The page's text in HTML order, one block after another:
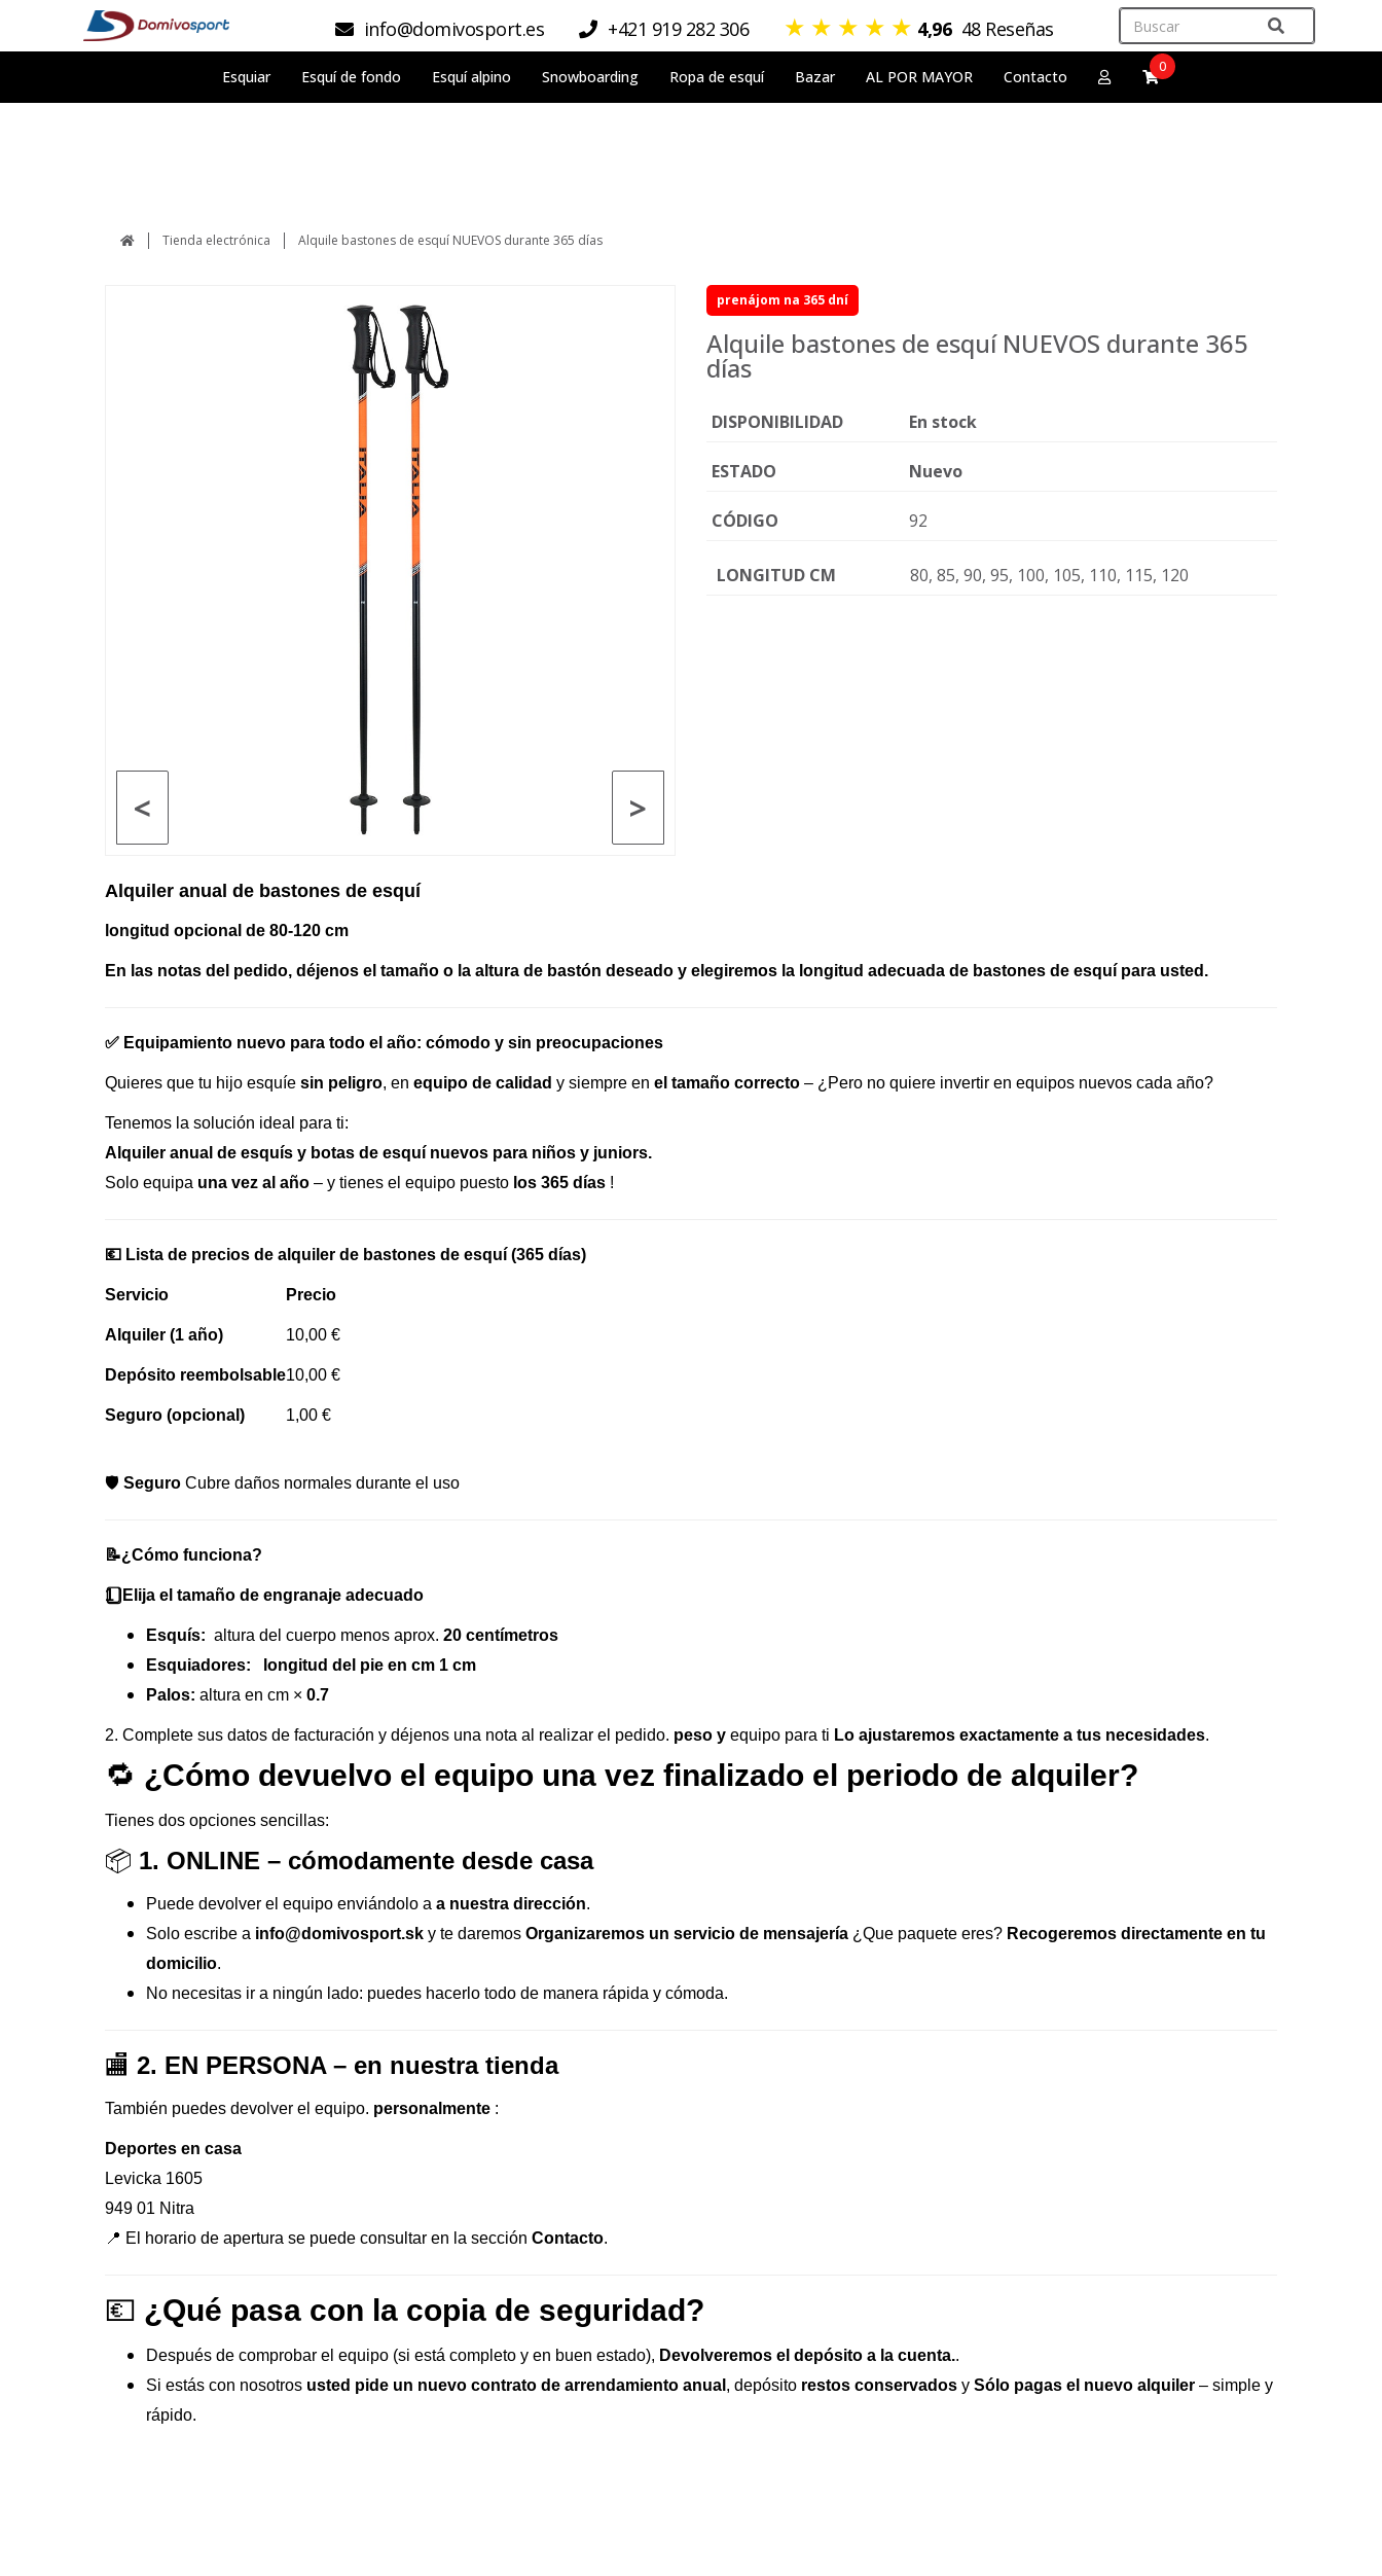
info@domivosport.es +421 919 282 306 ★ ★ ★ ★ ★ 4,96 48 Reseñas
Esquiar Esquí de fondo Esquí alpino Snowboarding Ropa de esquí Bazar AL POR MAYOR Contacto
0
Tienda electrónica Alquile bastones de esquí NUEVOS durante 365 días
>
<
prenájom na 365 dní
Alquile bastones de esquí NUEVOS durante 365
días
DISPONIBILIDAD En stock
ESTADO Nuevo
CÓDIGO 92
LONGITUD CM 80, 85, 90, 95, 100, 105, 110, 115, 120
Alquiler anual de bastones de esquí
longitud opcional de 80-120 cm
En las notas del pedido, déjenos el tamaño o la altura de bastón deseado y elegiremos la longitud adecuada de bastones de esquí para usted.
✅ Equipamiento nuevo para todo el año: cómodo y sin preocupaciones
Quieres que tu hijo esquíe sin peligro, en equipo de calidad y siempre en el tamaño correcto – ¿Pero no quiere invertir en equipos nuevos cada año?
Tenemos la solución ideal para ti:
Alquiler anual de esquís y botas de esquí nuevos para niños y juniors.
Solo equipa una vez al año – y tienes el equipo puesto los 365 días !
💶 Lista de precios de alquiler de bastones de esquí (365 días)
Servicio Precio
Alquiler (1 año) 10,00 €
Depósito reembolsable10,00 €
Seguro (opcional) 1,00 €
🛡️ Seguro Cubre daños normales durante el uso
📝¿Cómo funciona?
1️ Elija el tamaño de engranaje adecuado
Esquís: altura del cuerpo menos aprox. 20 centímetros
Esquiadores:
longitud del pie en cm 1 cm
Palos: altura en cm × 0.7
2. Complete sus datos de facturación y déjenos una nota al realizar el pedido. peso y equipo para ti Lo ajustaremos exactamente a tus necesidades.
🔁 ¿Cómo devuelvo el equipo una vez finalizado el periodo de alquiler?
Tienes dos opciones sencillas:
📦 1. ONLINE – cómodamente desde casa
Puede devolver el equipo enviándolo a a nuestra dirección.
Solo escribe a info@domivosport.sk y te daremos Organizaremos un servicio de mensajería ¿Que paquete eres? Recogeremos directamente en tu
domicilio.
No necesitas ir a ningún lado: puedes hacerlo todo de manera rápida y cómoda.
🏬 2. EN PERSONA – en nuestra tienda
También puedes devolver el equipo. personalmente :
Deportes en casa
Levicka 1605
949 01 Nitra
📍 El horario de apertura se puede consultar en la sección Contacto.
💶 ¿Qué pasa con la copia de seguridad?
Después de comprobar el equipo (si está completo y en buen estado), Devolveremos el depósito a la cuenta..
Si estás con nosotros usted pide un nuevo contrato de arrendamiento anual , depósito restos conservados y Sólo pagas el nuevo alquiler – simple y
rápido.